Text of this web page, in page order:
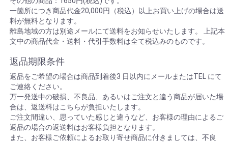
一箇所につき商品代金20,000円（税込）以上お買い上げの場合は送
料が無料となります。
離島地域の方は別途メールにて送料をお知らせいたします。 上記本
文中の商品代金・送料・代引手数料は全て税込みのものです。
返品期限条件
返品をご希望の場合は商品到着後3 日以内にメールまたはTEL にて
ご連絡ください。
万一発送中の破損、不良品、あるいはご注文と違う商品が届いた場
合は、返送料はこちらが負担いたします。
ご注文間違い、思っていた感じと違うなど、お客様の理由によるご
返品の場合の返送料はお客様負担となります。
また、お客様ご依頼によるお取り寄せ商品に付きましては、不良